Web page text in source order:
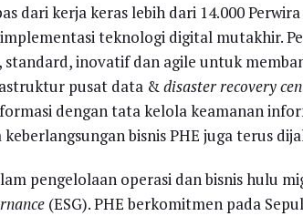
dari kerja keras lebih dari 14.000
teknologi digital mutakhir.
inovatif dan agile untuk
pusat data &disaster recovery
dengan tata kelola keamanan
bisnis PHE juga terus
pengelolaan operasi dan bisnis hulu
(ESG). PHE berkomitmen pada